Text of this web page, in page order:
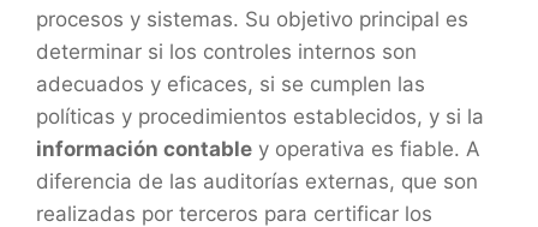
procesos y sistemas. Su objetivo principal es
determinar si los controles internos son
adecuados y eficaces, si se cumplen las
políticas y procedimientos establecidos, y si la
información contable y operativa es fiable. A
diferencia de las auditorías externas, que son
realizadas por terceros para certificar los